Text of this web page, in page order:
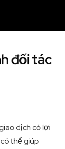
đối tác
dịch có lợi
thể giúp